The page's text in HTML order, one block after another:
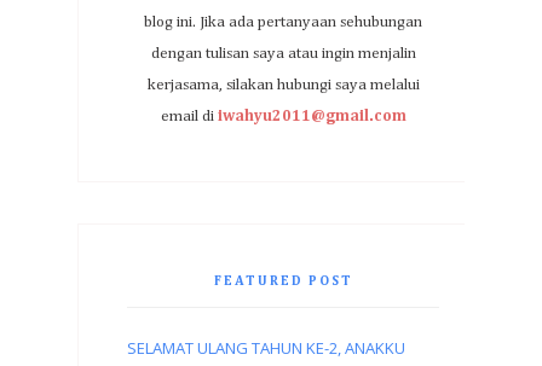
blog ini. Jika ada pertanyaan sehubungan
dengan tulisan saya atau ingin menjalin
kerjasama, silakan hubungi saya melalui
email di iwahyu2011@gmail.com
FEATURED POST
SELAMAT ULANG TAHUN KE-2, ANAKKU